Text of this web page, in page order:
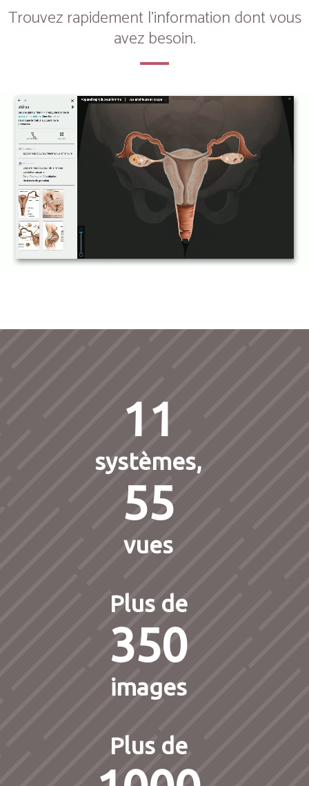
Trouvez rapidement l'information dont vous
avez besoin.
11
systèmes,
55
vues
Plus de
350
images
Plus de